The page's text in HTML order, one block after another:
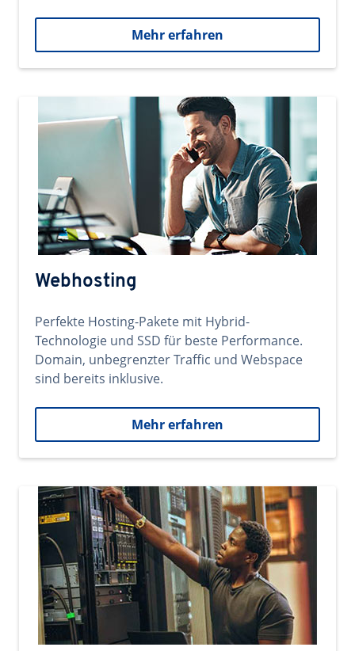
Mehr erfahren
Webhosting
Perfekte Hosting-Pakete mit Hybrid-
Technologie und SSD für beste Performance.
Domain, unbegrenzter Traffic und Webspace
sind bereits inklusive.
Mehr erfahren